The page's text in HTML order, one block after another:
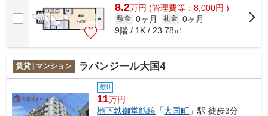
8.2万円 (管理費等：8,000円 )
敷金 0ヶ月 礼金 0ヶ月
9階 / 1K / 23.78㎡
賃貸 | マンション ラパンジール大国4
敷0
11万円
地下鉄御堂筋線 「大国町 」駅 徒歩3分